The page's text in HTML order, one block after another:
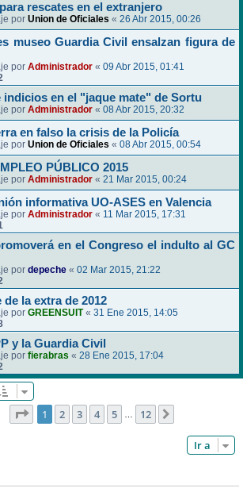
rescates en el extranjero
por Union de Oficiales « 26 Abr 2015, 00:26
museo Guardia Civil ensalzan figura de
por Administrador « 09 Abr 2015, 01:41
indicios en el "jaque mate" de Sortu
por Administrador « 08 Abr 2015, 20:32
en falso la crisis de la Policía
por Union de Oficiales « 08 Abr 2015, 00:54
PÚBLICO 2015
por Administrador « 21 Mar 2015, 00:24
informativa UO-ASES en Valencia
por Administrador « 11 Mar 2015, 17:31
en el Congreso el indulto al GC
por depeche « 02 Mar 2015, 21:22
de la extra de 2012
por GREENSUIT« 31 Ene 2015, 14:05
y la Guardia Civil
por fierabras « 28 Ene 2015, 17:04
Página de 12
1 2 3 4 5 … 12
Ir a